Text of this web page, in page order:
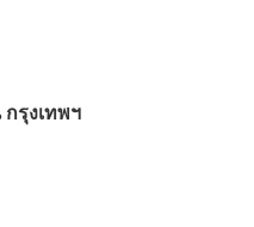
รุงเทพฯ